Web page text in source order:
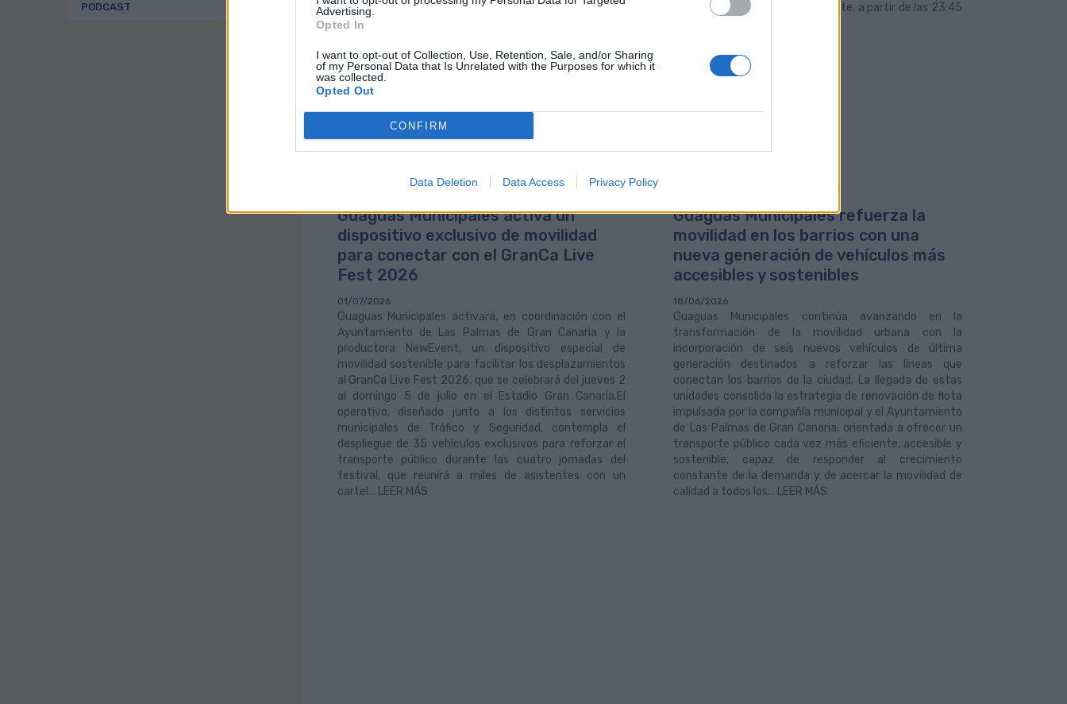
Advertising.
Opted In
I want to opt-out of Collection, Use, Retention, Sale, and/or Sharing
of my Personal Data that Is Unrelated with the Purposes for which it
was collected.
Opted Out
CONFIRM
Data Deletion Data Access Privacy Policy
PODCAST
salida, tras la finalización de la quema de voladores, de las líneas 12, 21/24, 22, 33 y 65. Por su parte, a partir de las 23:45
horas, las paradas de la calle Eduardo Benot no estarán operativas por motivos de seguridad.
Guaguas Municipales activa un
dispositivo exclusivo de movilidad
para conectar con el GranCa Live
Fest 2026
01/07/2026
Guaguas Municipales activará, en coordinación con el
Ayuntamiento de Las Palmas de Gran Canaria y la
productora NewEvent, un dispositivo especial de
movilidad sostenible para facilitar los desplazamientos
al GranCa Live Fest 2026, que se celebrará del jueves 2
al domingo 5 de julio en el Estadio Gran Canaria.El
operativo, diseñado junto a los distintos servicios
municipales de Tráfico y Seguridad, contempla el
despliegue de 35 vehículos exclusivos para reforzar el
transporte público durante las cuatro jornadas del
festival, que reunirá a miles de asistentes con un
cartel... LEER MÁS
Guaguas Municipales refuerza la
movilidad en los barrios con una
nueva generación de vehículos más
accesibles y sostenibles
18/06/2026
Guaguas Municipales continúa avanzando en la
transformación de la movilidad urbana con la
incorporación de seis nuevos vehículos de última
generación destinados a reforzar las líneas que
conectan los barrios de la ciudad. La llegada de estas
unidades consolida la estrategia de renovación de flota
impulsada por la compañía municipal y el Ayuntamiento
de Las Palmas de Gran Canaria, orientada a ofrecer un
transporte público cada vez más eficiente, accesible y
sostenible, capaz de responder al crecimiento
constante de la demanda y de acercar la movilidad de
calidad a todos los... LEER MÁS